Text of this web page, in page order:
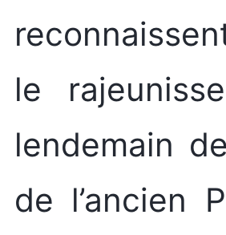
le
lendemain
de l’ancien